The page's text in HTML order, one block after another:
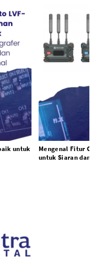
untuk
Mengenal Fitur
untuk Siaran dan